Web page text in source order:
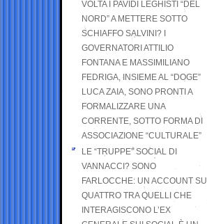
VOLTA I PAVIDI LEGHISTI “DEL
NORD” A METTERE SOTTO
SCHIAFFO SALVINI? I
GOVERNATORI ATTILIO
FONTANA E MASSIMILIANO
FEDRIGA, INSIEME AL “DOGE”
LUCA ZAIA, SONO PRONTI A
FORMALIZZARE UNA
CORRENTE, SOTTO FORMA DI
ASSOCIAZIONE “CULTURALE”
LE “TRUPPE” SOCIAL DI
VANNACCI? SONO
FARLOCCHE: UN ACCOUNT SU
QUATTRO TRA QUELLI CHE
INTERAGISCONO L’EX